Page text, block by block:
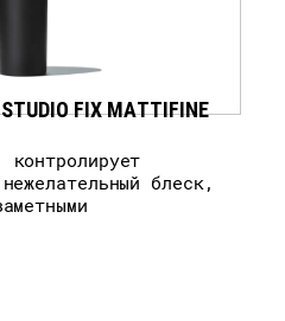
FIX MATTIFINE
блеск,